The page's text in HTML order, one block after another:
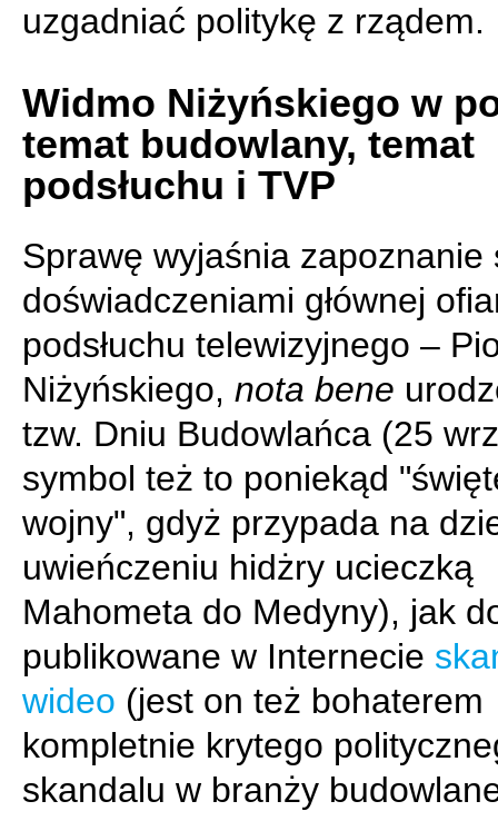
uzgadniać politykę z rządem.
Widmo Niżyńskiego w
temat budowlany, temat
podsłuchu i TVP
Sprawę wyjaśnia zapoznanie
doświadczeniami głównej
podsłuchu telewizyjnego –
Niżyńskiego, nota bene
tzw. Dniu Budowlańca (25
symbol też to poniekąd
wojny", gdyż przypada na
uwieńczeniu hidżry ucieczką
Mahometa do Medyny), jak
publikowane w Internecie
wideo (jest on też bohaterem
kompletnie krytego
skandalu w branży